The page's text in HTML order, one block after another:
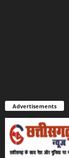
Advertisements